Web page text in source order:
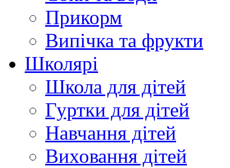
Прикорм
Випічка та фрукти
Школярі
Школа для дітей
Гуртки для дітей
Навчання дітей
Виховання дітей